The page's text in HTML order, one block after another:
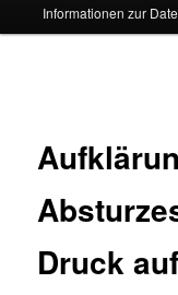
Informationen zur
Druck